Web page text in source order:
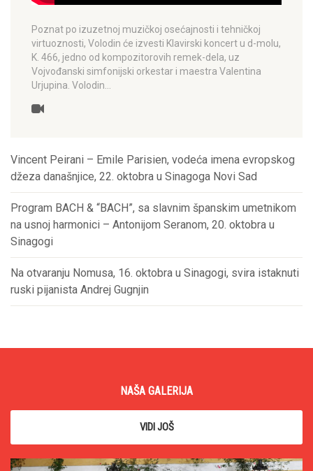
Poznat po izuzetnoj muzičkoj osećajnosti i tehničkoj
virtuoznosti, Volodin će izvesti Klavirski koncert u d-molu,
K. 466, jedno od kompozitorovih remek-dela, uz
Vojvođanski simfonijski orkestar i maestra Valentina
Urjupina. Volodin…
Vincent Peirani – Emile Parisien, vodeća imena evropskog
džeza današnjice, 22. oktobra u Sinagoga Novi Sad
Program BACH & “BACH”, sa slavnim španskim umetnikom
na usnoj harmonici – Antonijom Seranom, 20. oktobra u
Sinagogi
Na otvaranju Nomusa, 16. oktobra u Sinagogi, svira istaknuti
ruski pijanista Andrej Gugnjin
NAŠA GALERIJA
VIDI JOŠ